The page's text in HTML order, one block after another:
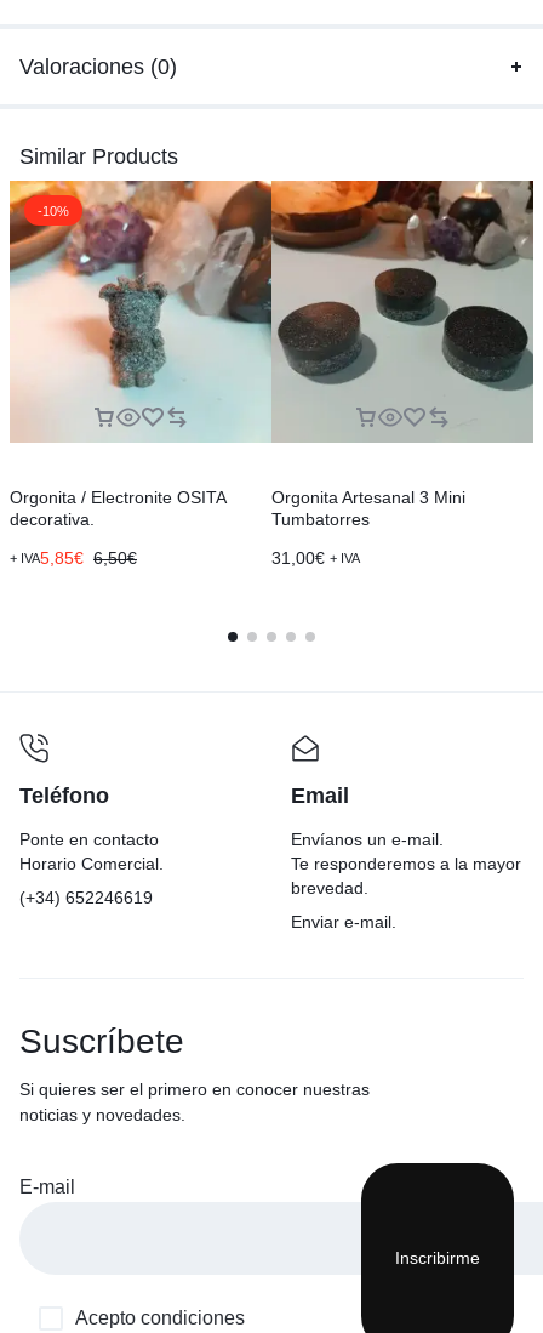
Valoraciones (0)
Similar Products
-10%
Orgonita / Electronite OSITA
decorativa.
5,85€ 6,50€
+ IVA
Orgonita Artesanal 3 Mini
Tumbatorres
31,00€ + IVA
Teléfono
Ponte en contacto
Horario Comercial.
(+34) 652246619
Email
Envíanos un e-mail.
Te responderemos a la mayor
brevedad.
Enviar e-mail.
Suscríbete
Si quieres ser el primero en conocer nuestras
noticias y novedades.
E-mail
Acepto condiciones